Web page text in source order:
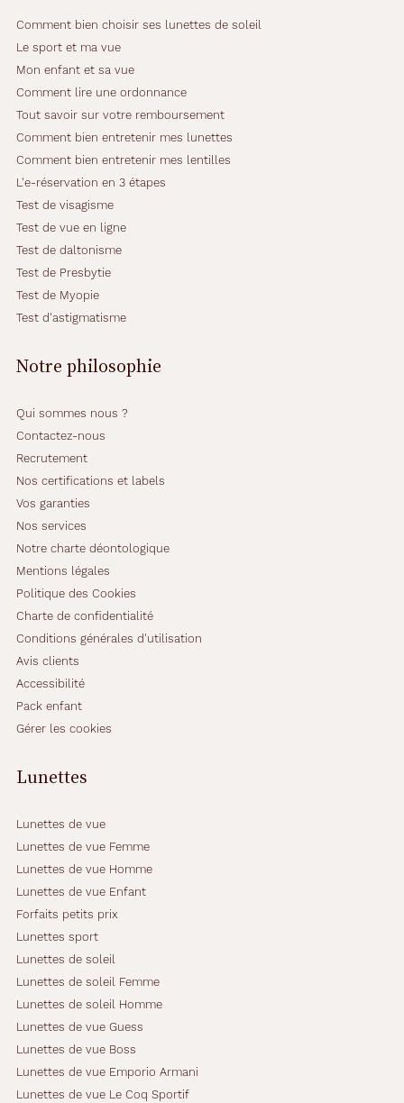
t
a
l
o
l
e
a
t
i
e
o
r
u
s
t
y
l
l
é
g
e
e
t
s
o
h
i
t
i
u
é
L
e
s
b
a
n
c
h
s
,
é
Comment bien choisir ses lunettes de soleil
Le sport et ma vue
Mon enfant et sa vue
Comment lire une ordonnance
Tout savoir sur votre remboursement
Comment bien entretenir mes lunettes
Comment bien entretenir mes lentilles
L'e-réservation en 3 étapes
Test de visagisme
Test de vue en ligne
Test de daltonisme
Test de Presbytie
Test de Myopie
Test d'astigmatisme
Notre philosophie
Qui sommes nous ?
Contactez-nous
Recrutement
Nos certifications et labels
Vos garanties
Nos services
Notre charte déontologique
Mentions légales
Politique des Cookies
Charte de confidentialité
Conditions générales d'utilisation
Avis clients
Accessibilité
Pack enfant
Gérer les cookies
Lunettes
Lunettes de vue
Lunettes de vue Femme
Lunettes de vue Homme
Lunettes de vue Enfant
Forfaits petits prix
Lunettes sport
Lunettes de soleil
Lunettes de soleil Femme
Lunettes de soleil Homme
Lunettes de vue Guess
Lunettes de vue Boss
Lunettes de vue Emporio Armani
Lunettes de vue Le Coq Sportif